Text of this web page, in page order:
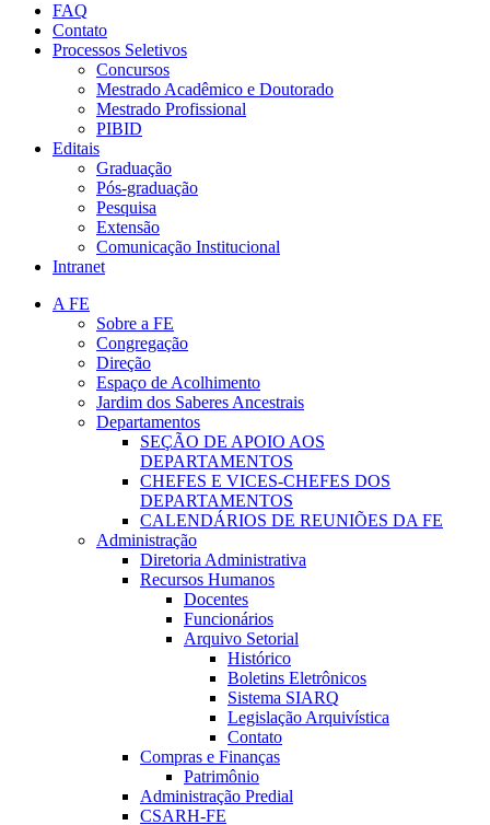
FAQ
Contato
Processos Seletivos
Concursos
Mestrado Acadêmico e Doutorado
Mestrado Profissional
PIBID
Editais
Graduação
Pós-graduação
Pesquisa
Extensão
Comunicação Institucional
Intranet
A FE
Sobre a FE
Congregação
Direção
Espaço de Acolhimento
Jardim dos Saberes Ancestrais
Departamentos
SEÇÃO DE APOIO AOS
DEPARTAMENTOS
CHEFES E VICES-CHEFES DOS
DEPARTAMENTOS
CALENDÁRIOS DE REUNIÕES DA FE
Administração
Diretoria Administrativa
Recursos Humanos
Docentes
Funcionários
Arquivo Setorial
Histórico
Boletins Eletrônicos
Sistema SIARQ
Legislação Arquivística
Contato
Compras e Finanças
Patrimônio
Administração Predial
CSARH-FE